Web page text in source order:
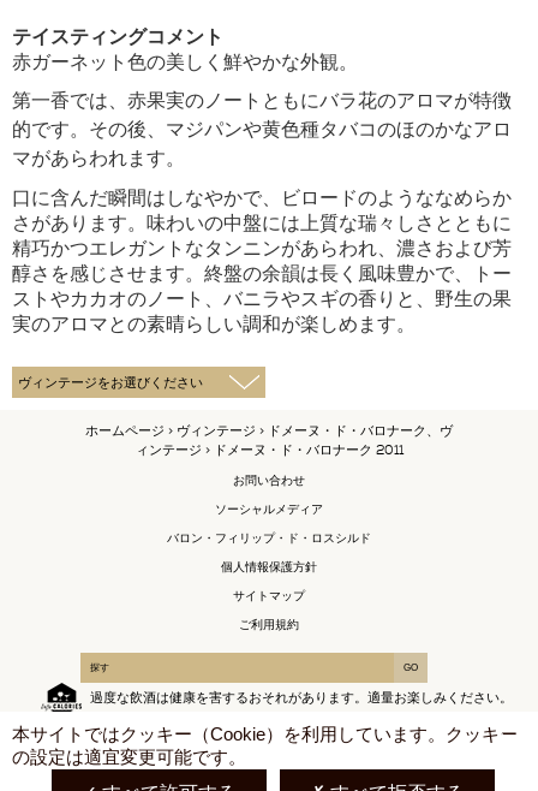
テイスティングコメント
赤ガーネット色の美しく鮮やかな外観。
第一香では、赤果実のノートともにバラ花のアロマが特徴
的です。その後、マジパンや黄色種タバコのほのかなアロ
マがあらわれます。
口に含んだ瞬間はしなやかで、ビロードのようななめらか
さがあります。味わいの中盤には上質な瑞々しさとともに
精巧かつエレガントなタンニンがあらわれ、濃さおよび芳
醇さを感じさせます。終盤の余韻は長く風味豊かで、トー
ストやカカオのノート、バニラやスギの香りと、野生の果
実のアロマとの素晴らしい調和が楽しめます。
ホームページ > ヴィンテージ > ドメーヌ・ド・バロナーク、ヴ
ィンテージ > ドメーヌ・ド・バロナーク 2011
お問い合わせ
ソーシャルメディア
バロン・フィリップ・ド・ロスシルド
個人情報保護方針
サイトマップ
ご利用規約
過度な飲酒は健康を害するおそれがあります。適量お楽しみください。
X
本サイトではクッキー（Cookie）を利用しています。クッキー
の設定は適宜変更可能です。